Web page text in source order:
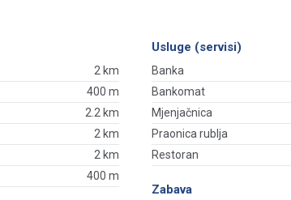
2 km
400 m
2.2 km
2 km
2 km
400 m
Usluge (servisi)
Banka
Bankomat
Mjenjačnica
Praonica rublja
Restoran
Zabava